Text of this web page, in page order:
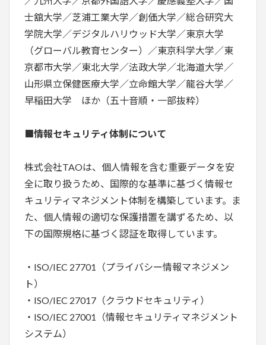
士舘大学／芝浦工業大学／創価大学／総合研究大
学院大学／デジタルハリウッド大学／東京大学
（グローバル教育センター）／東京科学大学／東
京都市大学／東北大学／法政大学／北海道大学／
山形県立保健医療大学／立命館大学／龍谷大学／
早稲田大学 ほか（五十音順・一部抜粋）
■情報セキュリティ体制について
株式会社TAOは、個人情報を含む重要データを安
全に取り扱うため、国際的な基準に基づく情報セ
キュリティマネジメント体制を構築しています。ま
た、個人情報の適切な保護措置を講ずるため、以
下の国際規格に基づく認証を取得しています。
・ISO/IEC 27701（プライバシー情報マネジメン
ト）
・ISO/IEC 27017（クラウドセキュリティ）
・ISO/IEC 27001（情報セキュリティマネジメント
システム）